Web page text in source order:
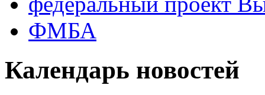
ФМБА
Календарь новостей